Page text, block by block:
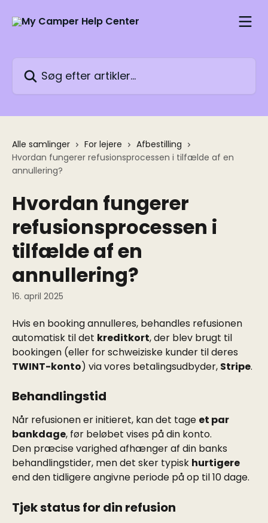
Alle samlinger For lejere
Afbestilling
Hvordan fungerer refusionsprocessen i tilfælde af en
annullering?
Hvordan fungerer
refusionsprocessen i
tilfælde af en
annullering?
16. april 2025
Hvis en booking annulleres, behandles refusionen
automatisk til det kreditkort, der blev brugt til
bookingen (eller for schweiziske kunder til deres
TWINT-konto) via vores betalingsudbyder, Stripe.
Behandlingstid
Når refusionen er initieret, kan det tage et par
bankdage, før beløbet vises på din konto.
Den præcise varighed afhænger af din banks
behandlingstider, men det sker typisk hurtigere
end den tidligere angivne periode på op til 10 dage.
Tjek status for din refusion